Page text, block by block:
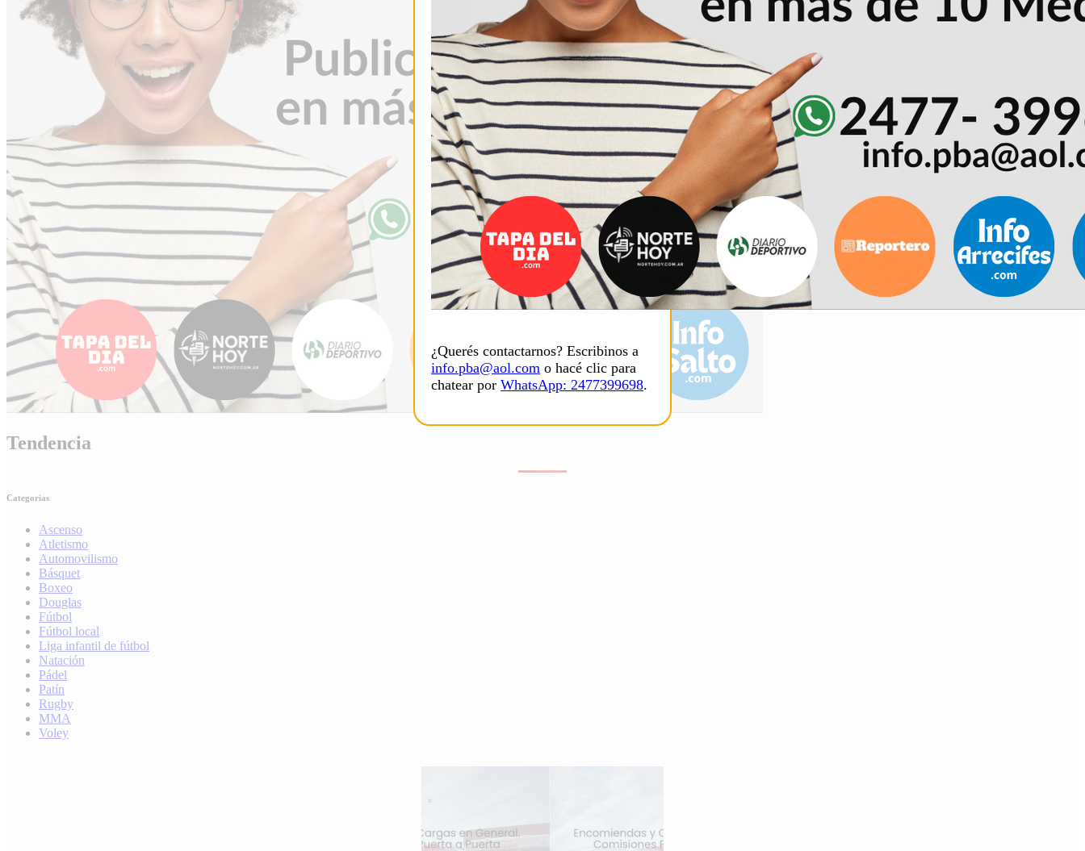
¿Querés contactarnos? Escribinos a
info.pba@aol.com o hacé clic para
chatear por WhatsApp: 2477399698.
Tendencia
Categorias
Ascenso
Atletismo
Automovilismo
Básquet
Boxeo
Douglas
Fútbol
Fútbol local
Liga infantil de fútbol
Natación
Pádel
Patín
Rugby
MMA
Voley